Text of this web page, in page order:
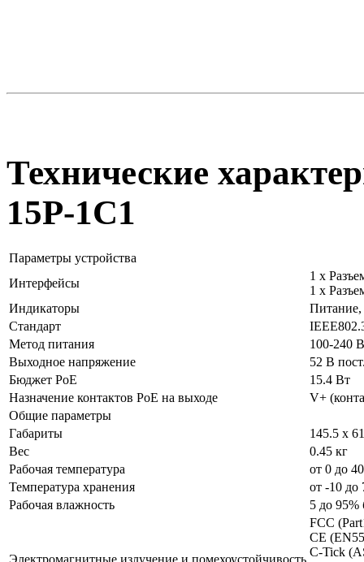
Технические
15P-1C1
Параметры устройства
Интерфейсы
1 x
1 x
Индикаторы
Питание,
Стандарт
Метод питания
100-240
Выходное напряжение
52 В
Бюджет PoE
15.4 Вт
Назначение контактов PoE на выходе
V+
Общие параметры
Габариты
145.5 x
Вес
0.45 кг
Рабочая температура
от 0 до
Температура хранения
от -10 до
Рабочая влажность
5 до 95%
FCC
CE
C-Tick